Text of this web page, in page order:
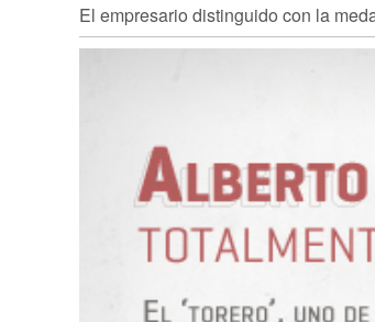
El empresario distinguido con la